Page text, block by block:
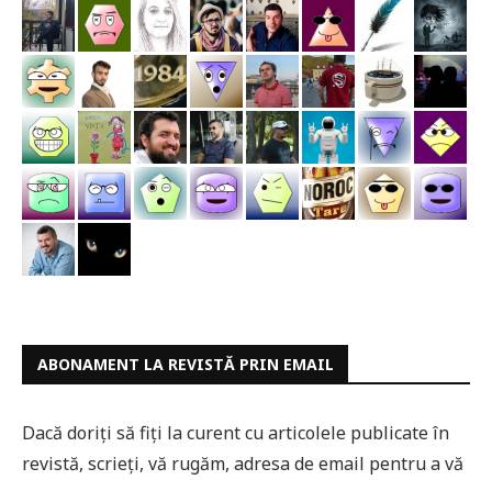
ABONAMENT LA REVISTĂ PRIN EMAIL
Dacă doriți să fiți la curent cu articolele publicate în
revistă, scrieți, vă rugăm, adresa de email pentru a vă